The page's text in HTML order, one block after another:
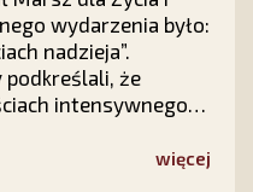
wydarzenia było:
nadzieja”.
podkreślali, że
intensywnego
więcej